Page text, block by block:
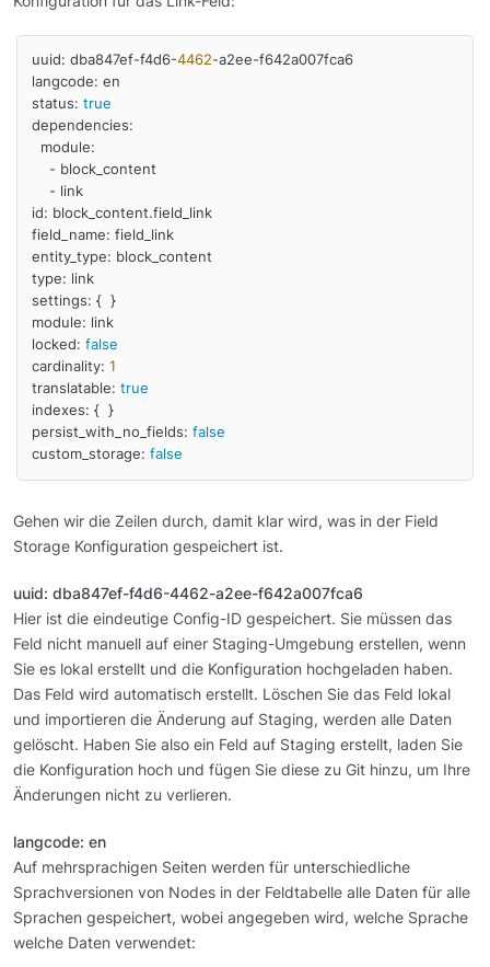
uuid: dba847ef-f4d6-4462-a2ee-f642a007fca6
langcode: en
status: true
dependencies:
id: block_content.field_link
field_name: field_link
entity_type: block_content
type: link
settings: {  }
module: link
locked: false
cardinality: 1
translatable: true
indexes: {  }
persist_with_no_fields: false
custom_storage: false
Gehen wir die Zeilen durch, damit klar wird, was in der Field
Storage Konfiguration gespeichert ist.
uuid: dba847ef-f4d6-4462-a2ee-f642a007fca6
Hier ist die eindeutige Config-ID gespeichert. Sie müssen das
Feld nicht manuell auf einer Staging-Umgebung erstellen, wenn
Sie es lokal erstellt und die Konfiguration hochgeladen haben.
Das Feld wird automatisch erstellt. Löschen Sie das Feld lokal
und importieren die Änderung auf Staging, werden alle Daten
gelöscht. Haben Sie also ein Feld auf Staging erstellt, laden Sie
die Konfiguration hoch und fügen Sie diese zu Git hinzu, um Ihre
Änderungen nicht zu verlieren.
langcode: en
Auf mehrsprachigen Seiten werden für unterschiedliche
Sprachversionen von Nodes in der Feldtabelle alle Daten für alle
Sprachen gespeichert, wobei angegeben wird, welche Sprache
welche Daten verwendet: